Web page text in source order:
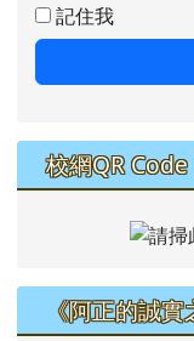
記住我
校網QR Code
《阿正的誠